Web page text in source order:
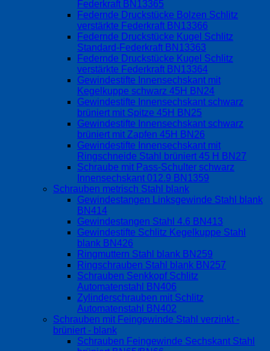
Federkraft BN13365
Federnde Druckstücke Bolzen Schlitz
verstärkte Federkraft BN13366
Federnde Druckstücke Kugel Schlitz
Standard-Federkraft BN13363
Federnde Druckstücke Kugel Schlitz
verstärkte Federkraft BN13364
Gewindestifte Innensechskant mit
Kegelkuppe schwarz 45H BN24
Gewindestifte Innensechskant schwarz
brüniert mit Spitze 45H BN25
Gewindestifte Innensechskant schwarz
brüniert mit Zapfen 45H BN26
Gewindestifte Innensechskant mit
Ringschneide Stahl brüniert 45 H BN27
Schraube mit Pass-Schulter schwarz
Innensechskant 012.9 BN1359
Schrauben metrisch Stahl blank
Gewindestangen Linksgewinde Stahl blank
BN414
Gewindestangen Stahl 4.6 BN413
Gewindestifte Schlitz Kegelkuppe Stahl
blank BN426
Ringmuttern Stahl blank BN259
Ringschrauben Stahl blank BN257
Schrauben Senkkopf Schlitz
Automatenstahl BN406
Zylinderschrauben mit Schlitz
Automatenstahl BN402
Schrauben mit Feingewinde Stahl verzinkt -
brüniert - blank
Schrauben Feingewinde Sechskant Stahl